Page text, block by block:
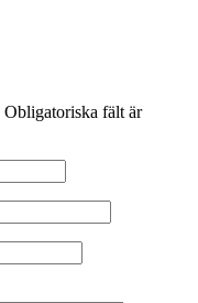
Obligatoriska fält är